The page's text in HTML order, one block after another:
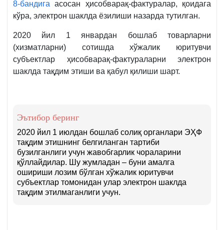
32/1107-
сон
хати
8-
б.
8-бандига асосан ҳисобварақ-фактуралар, қоидага
кўра, электрон шаклда ёзилиши назарда тутилган.
2020 йил 1 январдан бошлаб товарларни
(хизматларни) сотишда хўжалик юритувчи
субъектлар ҳисобварақ-фактураларни электрон
шаклда тақдим этиши ва қабул қилиши шарт.
Эътибор беринг
2020 йил 1 июлдан бошлаб солиқ органлари ЭҲФ
тақдим этишнинг белгиланган тартиби
бузилганлиги учун жавобгарлик чораларини
қўллайдилар. Шу жумладан – буни амалга
ошириши лозим бўлган хўжалик юритувчи
субъектлар томонидан улар электрон шаклда
тақдим этилмаганлиги учун.